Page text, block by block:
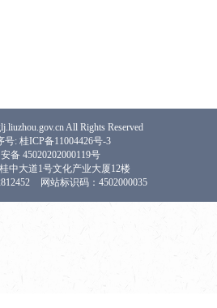
All Rights Reserved
号: 桂ICP备11004426号-3
备 45020202000119号
中大道1号文化产业大厦12楼
网站标识码：4502000035